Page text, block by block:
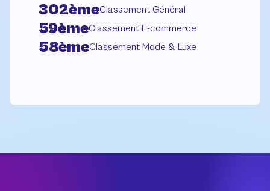
302èmeClassement Général
59èmeClassement E-commerce
58èmeClassement Mode & Luxe